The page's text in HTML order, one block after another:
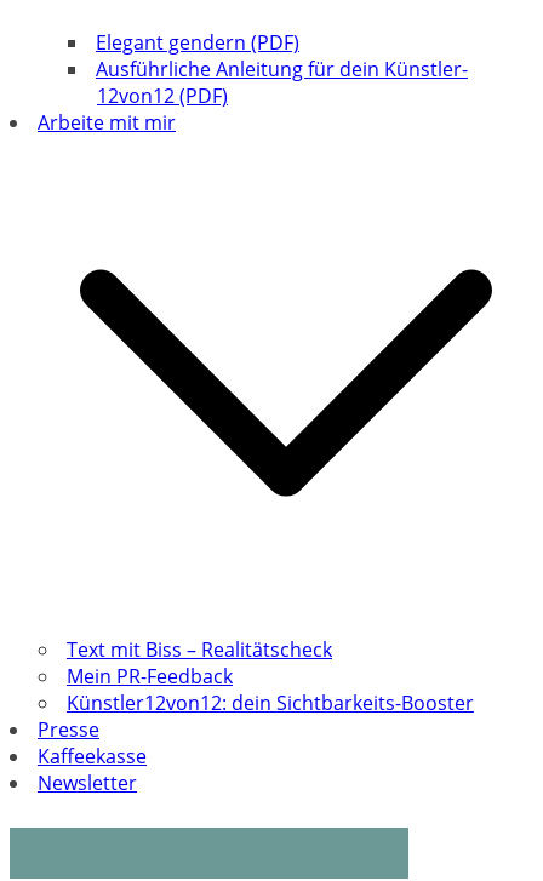
Elegant gendern (PDF)
Ausführliche Anleitung für dein Künstler-
12von12 (PDF)
Arbeite mit mir
Text mit Biss – Realitätscheck
Mein PR-Feedback
Künstler12von12: dein Sichtbarkeits-Booster
Presse
Kaffeekasse
Newsletter